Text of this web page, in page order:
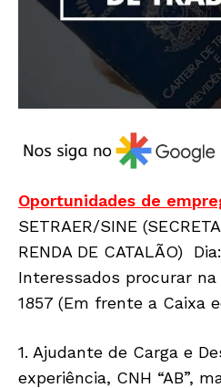
Oportunidades de
SETRAER/SINE
RENDA DE CATALÃO)
Interessados procurar na
1857 (Em frente a Caixa
1. Ajudante de Carga e
experiência, CNH “AB”,